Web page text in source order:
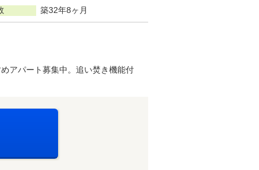
築32年8ヶ月
アパート募集中。追い焚き機能付